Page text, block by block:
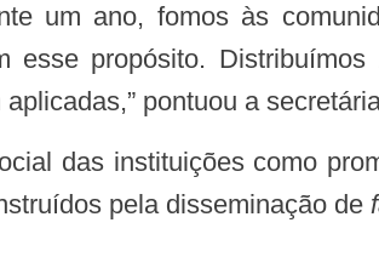
esse propósito.
pontuou a
pela disseminação de